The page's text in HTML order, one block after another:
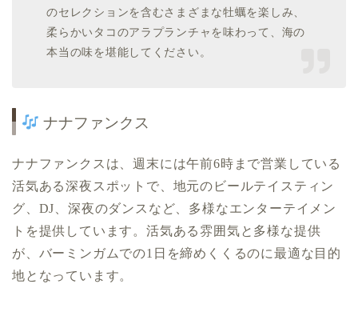
のセレクションを含むさまざまな牡蠣を楽しみ、
柔らかいタコのアラプランチャを味わって、海の
本当の味を堪能してください。
ナナファンクス
ナナファンクスは、週末には午前6時まで営業している
活気ある深夜スポットで、地元のビールテイスティン
グ、DJ、深夜のダンスなど、多様なエンターテイメン
トを提供しています。活気ある雰囲気と多様な提供
が、バーミンガムでの1日を締めくくるのに最適な目的
地となっています。